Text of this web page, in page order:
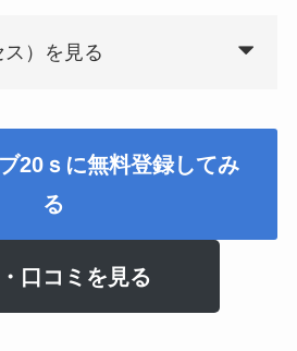
）を見る
20ｓに無料登録してみ
る
口コミを見る